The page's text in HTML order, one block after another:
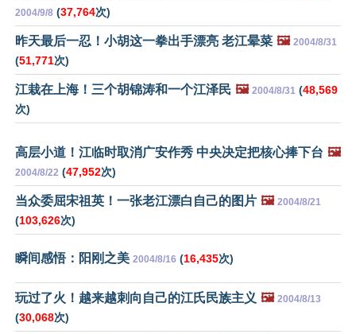
2004/9/8 (37,764次)
昨天最后一忍！小胡这一拳出手漂亮 老江晕菜 🖼️ 2004/8/31
(51,771次)
江栽在上海！三个胡锦涛和一个江泽民 🖼️ 2004/8/31 (48,569
次)
高层小道！江临时取消广安作秀 中央决定把核心捧下台 🖼️
2004/8/22 (47,952次)
当众委屈宋祖英！一张老江漂白自己的图片 🖼️ 2004/8/21
(103,626次)
瞬间感悟：阳刚之美 2004/8/16 (16,435次)
玩过了火！越来越刺向自己的江氏民族主义 🖼️ 2004/8/13
(30,068次)